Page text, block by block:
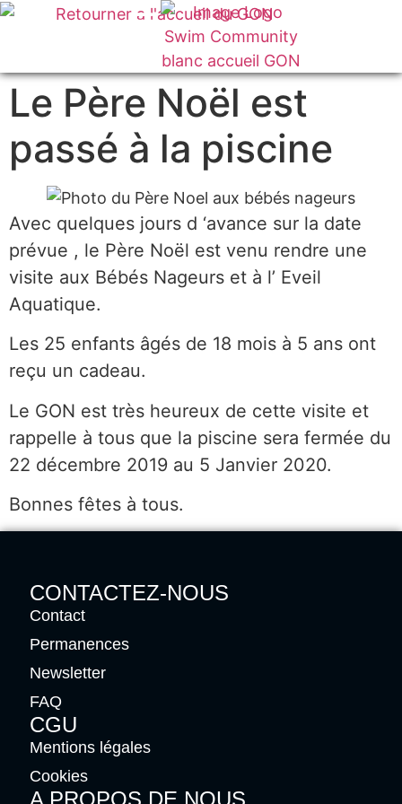
Le Père Noël est
passé à la piscine
Avec quelques jours d ‘avance sur la date
prévue , le Père Noël est venu rendre une
visite aux Bébés Nageurs et à l’ Eveil
Aquatique.
Les 25 enfants âgés de 18 mois à 5 ans ont
reçu un cadeau.
Le GON est très heureux de cette visite et
rappelle à tous que la piscine sera fermée du
22 décembre 2019 au 5 Janvier 2020.
Bonnes fêtes à tous.
CONTACTEZ-NOUS
Contact
Permanences
Newsletter
FAQ
CGU
Mentions légales
Cookies
A PROPOS DE NOUS